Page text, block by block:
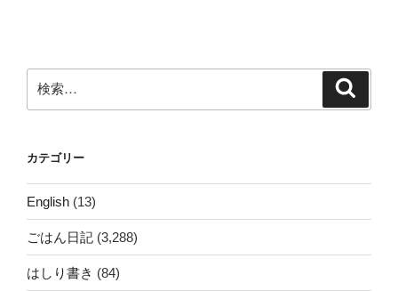
索:
カテゴリー
English (13)
ごはん日記 (3,288)
はしり書き (84)